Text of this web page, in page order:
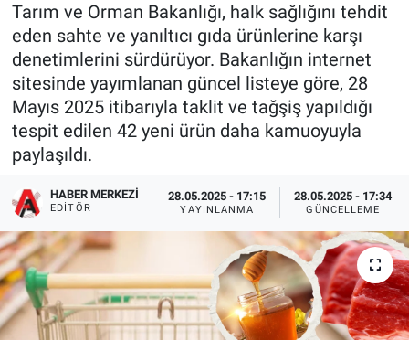
Tarım ve Orman Bakanlığı, halk sağlığını tehdit
eden sahte ve yanıltıcı gıda ürünlerine karşı
denetimlerini sürdürüyor. Bakanlığın internet
sitesinde yayımlanan güncel listeye göre, 28
Mayıs 2025 itibarıyla taklit ve tağşiş yapıldığı
tespit edilen 42 yeni ürün daha kamuoyuyla
paylaşıldı.
HABER MERKEZI
EDITÖR
28.05.2025 - 17:15
YAYINLANMA
28.05.2025 - 17:34
GÜNCELLEME